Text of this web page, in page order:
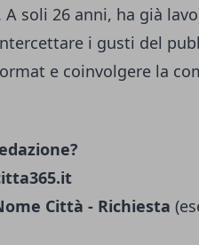
soli 26 anni, ha già
i gusti del
e coinvolgere la
Città - Richiesta